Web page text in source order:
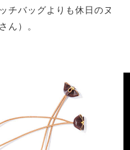
チバッグよりも休日のヌ
ん）。